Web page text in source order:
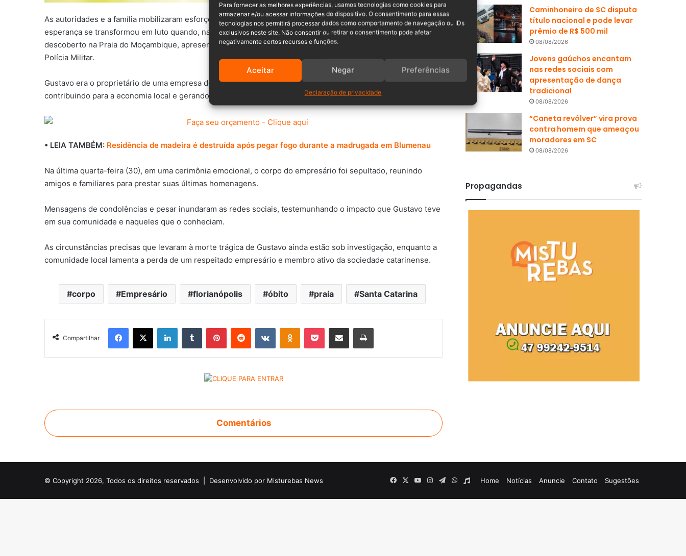
Para fornecer as melhores experiências, usamos tecnologias como cookies para
armazenar e/ou acessar informações do dispositivo. O consentimento para essas
tecnologias nos permitirá processar dados como comportamento de navegação ou IDs
exclusivos neste site. Não consentir ou retirar o consentimento pode afetar
negativamente certos recursos e funções.
Aceitar Negar Preferências
Declaração de privacidade
As autoridades e a família mobilizaram esforços na busca pelo empresário desaparecido. Entretanto, a
esperança se transformou em luto quando, na tarde da última terça-feira (29), o corpo de Gustavo foi
descoberto na Praia do Moçambique, apresentando tristes indícios de violência, conforme informado pela
Polícia Militar.
Gustavo era o proprietário de uma empresa de terraplenagem que operava na capital catarinense,
contribuindo para a economia local e gerando empregos.
• LEIA TAMBÉM: Residência de madeira é destruída após pegar fogo durante a madrugada em Blumenau
Na última quarta-feira (30), em uma cerimônia emocional, o corpo do empresário foi sepultado, reunindo
amigos e familiares para prestar suas últimas homenagens.
Mensagens de condolências e pesar inundaram as redes sociais, testemunhando o impacto que Gustavo teve
em sua comunidade e naqueles que o conheciam.
As circunstâncias precisas que levaram à morte trágica de Gustavo ainda estão sob investigação, enquanto a
comunidade local lamenta a perda de um respeitado empresário e membro ativo da sociedade catarinense.
corpo Empresário florianópolis óbito praia Santa Catarina
Compartilhar
Comentários
Caminhoneiro de SC disputa
título nacional e pode levar
prêmio de R$ 500 mil
08/08/2026
Jovens gaúchos encantam
nas redes sociais com
apresentação de dança
tradicional
08/08/2026
“Caneta revólver” vira prova
contra homem que ameaçou
moradores em SC
08/08/2026
Propagandas
© Copyright 2026, Todos os direitos reservados | Desenvolvido por Misturebas News Home Notícias Anuncie Contato Sugestões
FacebookYouTubeInstagram
TelegramWhatsApp
Rádio